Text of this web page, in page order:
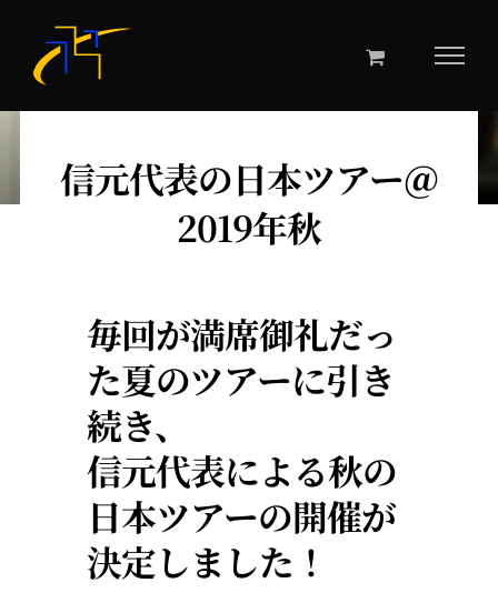
content
信元代表の日本ツアー＠
2019年秋
毎回が満席御礼だっ
た夏のツアーに引き
続き、
信元代表による秋の
日本ツアーの開催が
決定しました！